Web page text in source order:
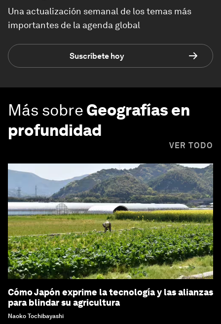
Una actualización semanal de los temas más
importantes de la agenda global
Suscríbete hoy
Más sobre Geografías en
profundidad
VER TODO
Cómo Japón exprime la tecnología y las alianzas
para blindar su agricultura
Naoko Tochibayashi